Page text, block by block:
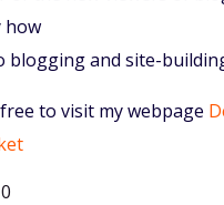
how
blogging and site-
to visit my webpage
0